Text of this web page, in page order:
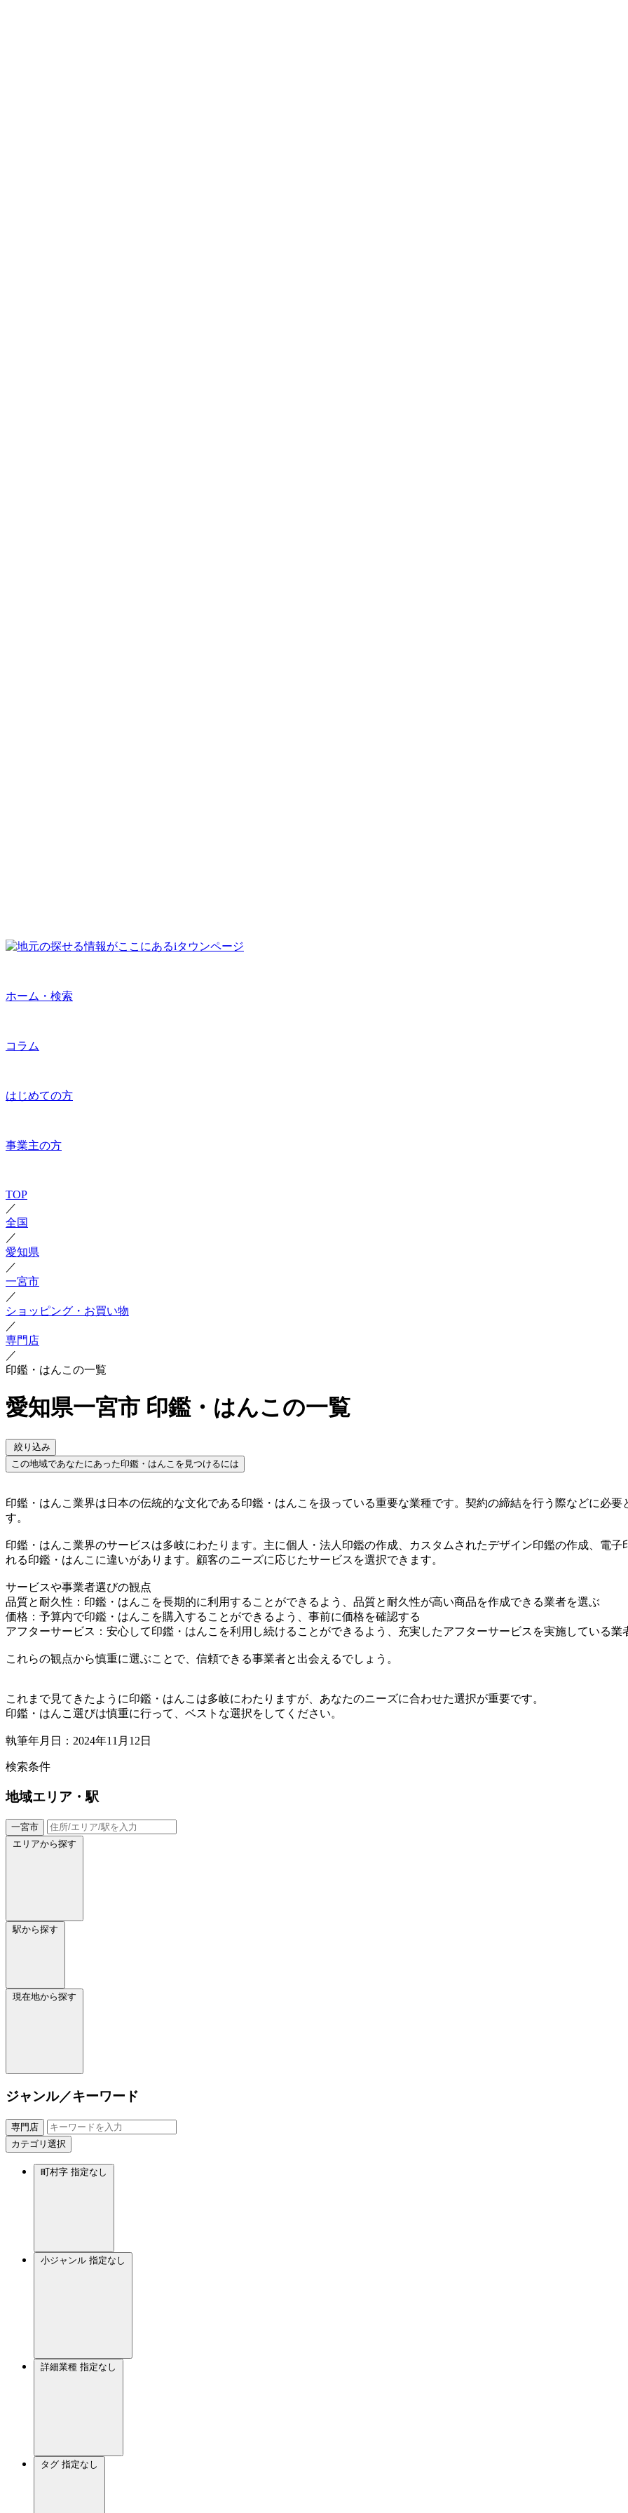
ホーム・検索
コラム
はじめての方
事業主の方
TOP
／
全国
／
愛知県
／
一宮市
／
ショッピング・お買い物
／
専門店
／
印鑑・はんこの一覧
愛知県一宮市 印鑑・はんこの一覧
絞り込み
この地域であなたにあった印鑑・はんこを見つけるには
印鑑・はんこ業界は日本の伝統的な文化である印鑑・はんこを扱っている重要な業種です。契約の締結を行う際などに必
す。
印鑑・はんこ業界のサービスは多岐にわたります。主に個人・法人印鑑の作成、カスタムされたデザイン印鑑の作成、電
れる印鑑・はんこに違いがあります。顧客のニーズに応じたサービスを選択できます。
サービスや事業者選びの観点
品質と耐久性：印鑑・はんこを長期的に利用することができるよう、品質と耐久性が高い商品を作成できる業者を選ぶ
価格：予算内で印鑑・はんこを購入することができるよう、事前に価格を確認する
アフターサービス：安心して印鑑・はんこを利用し続けることができるよう、充実したアフターサービスを実施している業
これらの観点から慎重に選ぶことで、信頼できる事業者と出会えるでしょう。
これまで見てきたように印鑑・はんこは多岐にわたりますが、あなたのニーズに合わせた選択が重要です。
印鑑・はんこ選びは慎重に行って、ベストな選択をしてください。
執筆年月日：2024年11月12日
検索条件
地域エリア・駅
一宮市
エリアから探す
駅から探す
現在地から探す
ジャンル／キーワード
専門店
カテゴリ選択
町村字 指定なし
小ジャンル 指定なし
詳細業種 指定なし
タグ 指定なし